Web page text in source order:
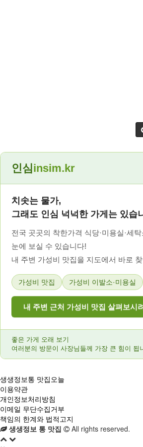
인심insim.kr
치솟는 물가,
그래도 인심 넉넉한 가게는 있습
전국 곳곳의 착한가격 식당·미용실·세
눈에 보실 수 있습니다!
내 주변 가성비 맛집을 지도에서 바로
가성비 맛집 가성비 이발소·미용실
내 주변 근처 가성비 맛집 살펴보시
좋은 가게 오래 보기
여러분의 방문이 사장님들께 가장 큰 힘이 됩
생생정보통 맛집오늘
이용약관
개인정보처리방침
이메일 무단수집거부
책임의 한계와 법적고지
생생정보 통 맛집 All rights reserved.